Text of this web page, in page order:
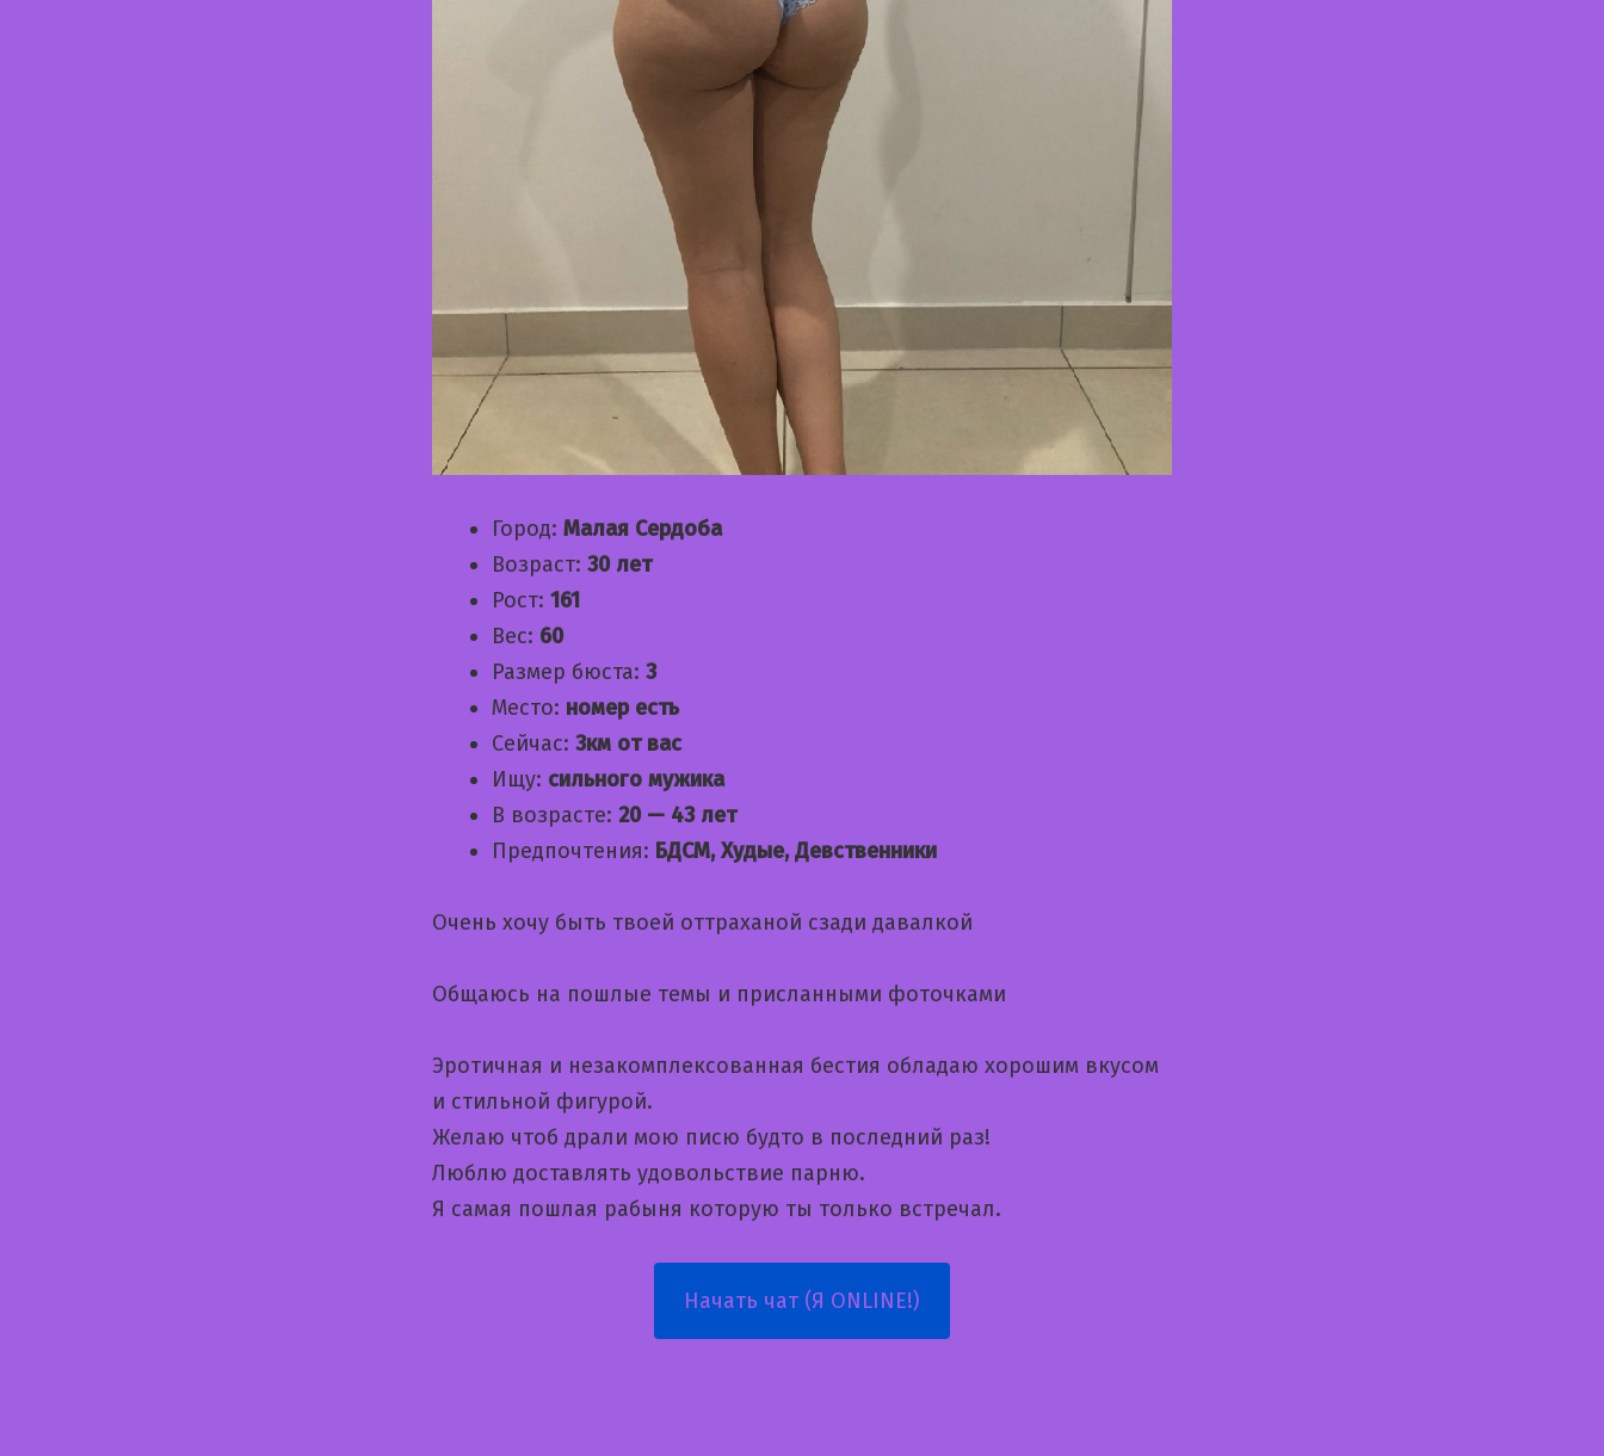
Город: Малая Сердоба
Возраст: 30 лет
Рост: 161
Вес: 60
Размер бюста: 3
Место: номер есть
Сейчас: 3км от вас
Ищу: сильного мужика
В возрасте: 20 — 43 лет
Предпочтения: БДСМ, Худые, Девственники
Очень хочу быть твоей оттраханой сзади давалкой
Общаюсь на пошлые темы и приcланными фоточками
Эротичная и незакомплексованная бестия обладаю хорошим вкусом
и стильной фигурой.
Желаю чтоб драли мою писю будто в последний раз!
Люблю доставлять удовольствие парню.
Я самая пошлая рабыня которую ты только встречал.
Начать чат (Я ONLINE!)